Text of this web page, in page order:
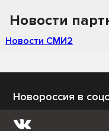
Новости
Новости СМИ2
Новороссия в